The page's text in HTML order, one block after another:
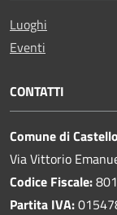
Luoghi
Eventi
CONTATTI
Comune di
Via Vittorio
Codice Fiscale:
Partita IVA: